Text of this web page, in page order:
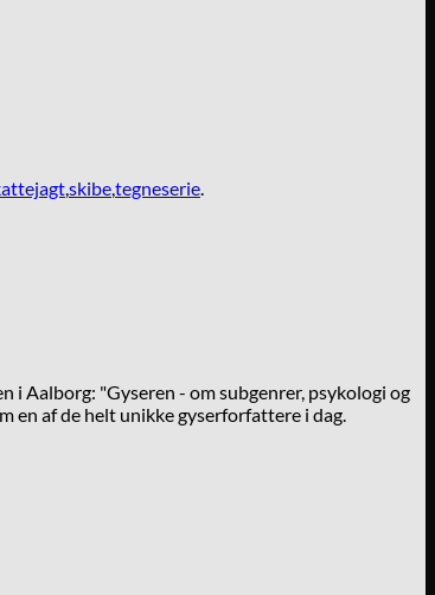
skibetegneserie
i Aalborg: "Gyseren - om subgenrer, psykologi og
en af de helt unikke gyserforfattere i dag.